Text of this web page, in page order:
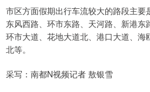
市区方面假期出行车流较大的路段主要
东风西路、环市东路、天河路、新港东
环市大道、花地大道北、港口大道、海
北等。
采写：南都N视频记者 敖银雪